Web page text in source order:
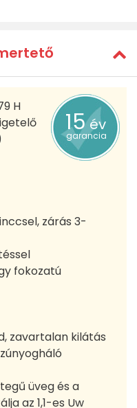
15év
garancia
H
zárás 3-
fokozatú
zavartalan kilátás
üveg és a
az 1,1-es Uw